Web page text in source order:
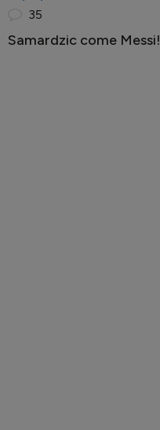
35
Samardzic come Messi!